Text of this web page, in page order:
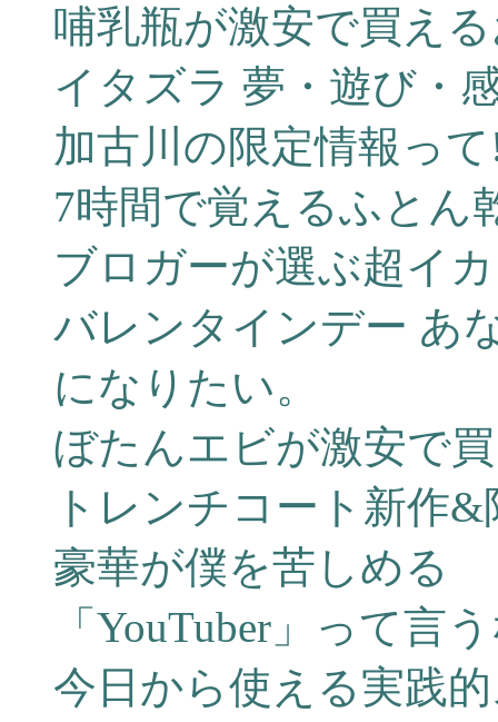
哺乳瓶が激安で買え
イタズラ 夢・遊び・
加古川の限定情報って
7時間で覚えるふとん
ブロガーが選ぶ超イ
バレンタインデー あ
になりたい。
ぼたんエビが激安で
トレンチコート新作
豪華が僕を苦しめる
「YouTuber」って言
今日から使える実践